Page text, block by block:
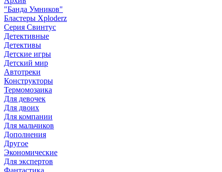
"Банда Умников"
Бластеры Xploderz
Cерия Свинтус
Детективные
Детективы
Детские игры
Детский мир
Автотреки
Конструкторы
Термомозаика
Для девочек
Для двоих
Для компании
Для мальчиков
Дополнения
Другое
Экономические
Для экспертов
Фантастика